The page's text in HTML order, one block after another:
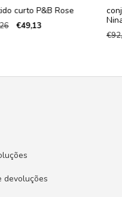
curto P&B Rose
€49,13
devoluções